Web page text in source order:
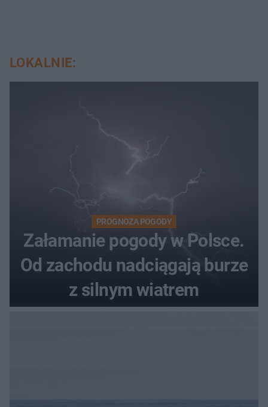
LOKALNIE:
PROGNOZA POGODY
Załamanie pogody w Polsce.
Od zachodu nadciągają burze
z silnym wiatrem